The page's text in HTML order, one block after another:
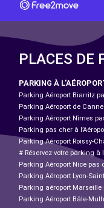
PLACES DE
PARKING À
Parking Aéroport Biarritz
Parking Aéroport de
Parking Aéroport Nîmes
Parking pas cher à
Parking Aéroport Roissy-
# Réservez votre parking
Parking Aéroport Nice pas
Parking Aéroport Lyon-
Parking aéroport Marseille
Parking Aéroport Bâle-